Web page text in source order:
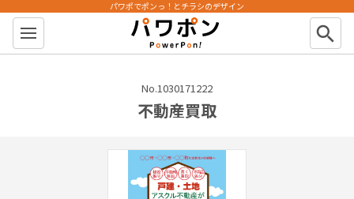
パワポン
パワポでポンっ！とチラシのデザイン
search
No.1030171222
不動産買取